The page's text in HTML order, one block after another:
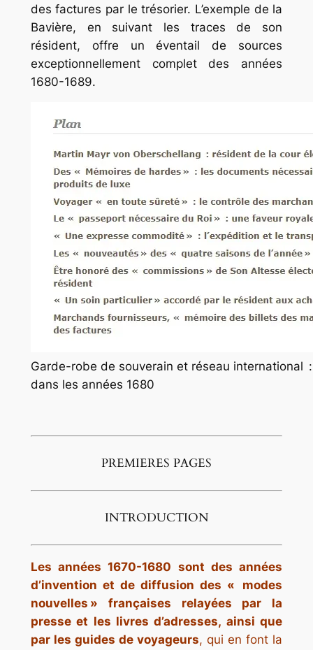
des factures par le trésorier. L’exemple de la
Bavière, en suivant les traces de son
résident, offre un éventail de sources
exceptionnellement complet des années
1680-1689.
Garde-robe de souverain et réseau international :
dans les années 1680
PREMIERES PAGES
INTRODUCTION
Les années 1670-1680 sont des années
d’invention et de diffusion des « modes
nouvelles » françaises relayées par la
presse et les livres d’adresses, ainsi que
par les guides de voyageurs, qui en font la